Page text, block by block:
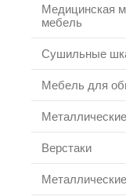
Медицинская
мебель
Сушильные
Мебель для
Верстаки